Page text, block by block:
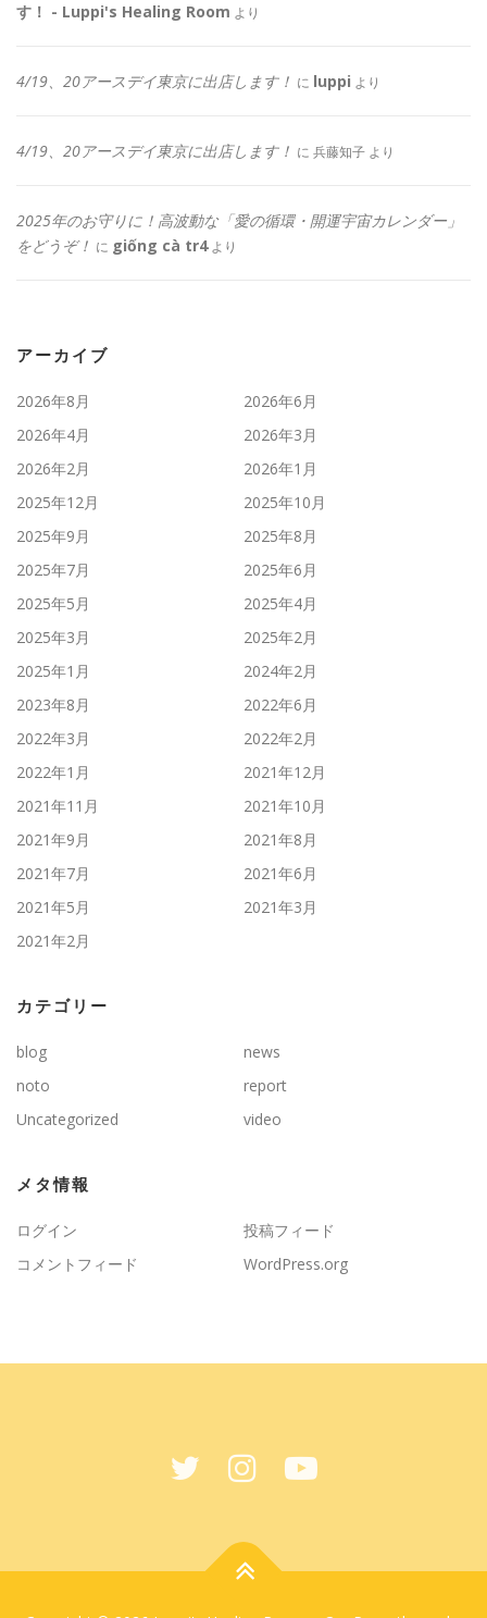
す！ - Luppi's Healing Room より
4/19、20アースデイ東京に出店します！ に luppi より
4/19、20アースデイ東京に出店します！ に 兵藤知子 より
2025年のお守りに！高波動な「愛の循環・開運宇宙カレンダー」
をどうぞ！ に giống cà tr4より
アーカイブ
2026年8月
2026年6月
2026年4月
2026年3月
2026年2月
2026年1月
2025年12月
2025年10月
2025年9月
2025年8月
2025年7月
2025年6月
2025年5月
2025年4月
2025年3月
2025年2月
2025年1月
2024年2月
2023年8月
2022年6月
2022年3月
2022年2月
2022年1月
2021年12月
2021年11月
2021年10月
2021年9月
2021年8月
2021年7月
2021年6月
2021年5月
2021年3月
2021年2月
カテゴリー
blog
news
noto
report
Uncategorized
video
メタ情報
ログイン
投稿フィード
コメントフィード
WordPress.org